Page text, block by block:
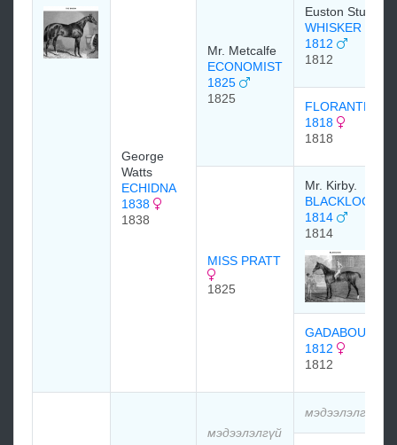
George
Watts
ECHIDNA
1838
1838
Mr. Metcalfe
ECONOMIST
1825
1825
Euston Stud
WHISKER
1812
1812
FLORANTHE
1818
1818
MISS PRATT
1825
Mr. Kirby.
BLACKLOCK
1814
1814
GADABOUT
1812
1812
мэдээлэлгүй
мэдээлэлгүй